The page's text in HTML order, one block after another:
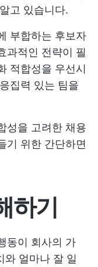
고 있습니다.
부합하는 후보자
과적인 전략이 필
적합성을 우선시
집력 있는 팀을
성을 고려한 채용
기 위한 간단하면
하기
동이 회사의 가
와 얼마나 잘 일